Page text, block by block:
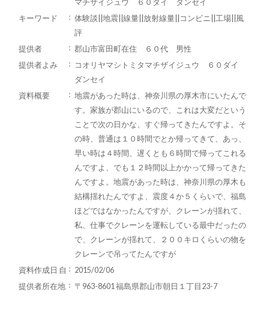
マチザイジュウ ６０ダイ ダンセイ
キーワード
体験談||地震||線量||放射線量||コンビニ||工場||風
評
提供者
郡山市富田町在住 ６０代 男性
提供者よみ
コオリヤマシトミタマチザイジュウ ６０ダイ
ダンセイ
資料概要
地震があった時は、神奈川県の厚木市にいたんで
す。家族が郡山にいるので、これは大変だという
ことで次の日かな、すぐ帰ってきたんですよ。そ
の時、普通は１０時間でとか帰ってきて、あっ、
早い時は４時間、遅くとも６時間で帰ってこれる
んですよ、でも１２時間以上かかって帰ってきた
んですよ。地震があった時は、神奈川県の厚木も
結構揺れたんですよ、震度４か５くらいで、福島
ほどではなかったんですが、クレーンが揺れて、
私、仕事でクレーンを運転している最中だったの
で、クレーンが揺れて、２００キロくらいの物を
クレーンで吊ってたんですが
資料作成日 自
2015/02/06
提供者所在地
〒963-8601 福島県郡山市朝日１丁目23-7